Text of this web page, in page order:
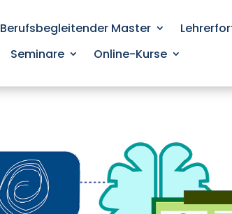
Berufsbegleitender Master
Seminare Online-Kurse